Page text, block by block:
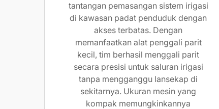
tantangan pemasangan sistem irigasi
di kawasan padat penduduk dengan
akses terbatas. Dengan
memanfaatkan alat penggali parit
kecil, tim berhasil menggali parit
secara presisi untuk saluran irigasi
tanpa mengganggu lansekap di
sekitarnya. Ukuran mesin yang
kompak memungkinkannya